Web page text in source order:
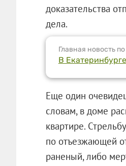
доказательства
дела.
Главная новость
В
Еще один
словам, в доме
квартире.
по отъезжающей
раненый, либо